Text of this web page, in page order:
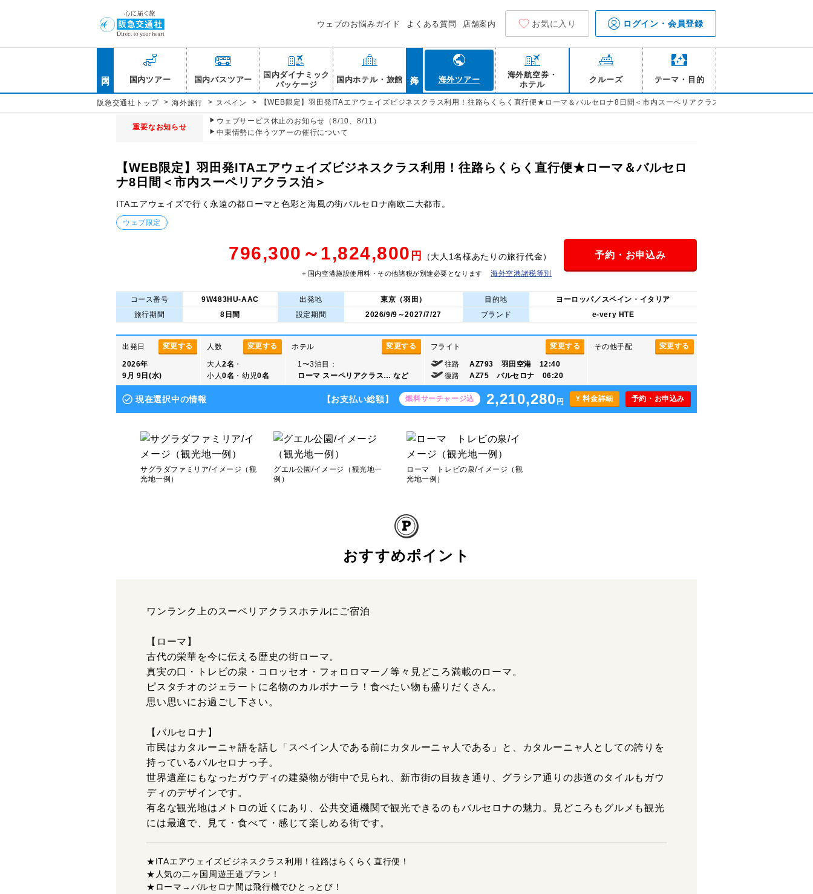
ウェブのお悩みガイド よくある質問 店舗案内 お気に入り ログイン・会員登録
国内ツアー 国内バスツアー
国内ダイナミック
パッケージ
国内ホテル・旅館 海外ツアー
海外航空券・
ホテル
クルーズ テーマ・目的
阪急交通社トップ > 海外旅行 > スペイン > 【WEB限定】羽田発ITAエアウェイズビジネスクラス利用！往路らくらく直行便★ローマ＆バルセロナ8日間＜市内スーペリアクラス泊＞
重要なお知らせ
ウェブサービス休止のお知らせ（8/10、8/11）
中東情勢に伴うツアーの催行について
【WEB限定】羽田発ITAエアウェイズビジネスクラス利用！往路らくらく直行便★ローマ＆バルセロ
ナ8日間＜市内スーペリアクラス泊＞
ITAエアウェイズで行く永遠の都ローマと色彩と海風の街バルセロナ南欧二大都市。
ウェブ限定
796,300～1,824,800 円 （大人1名様あたりの旅行代金）
＋国内空港施設使用料・その他諸税が別途必要となります 海外空港諸税等別
予約・お申込み
コース番号 9W483HU-AAC 出発地 東京（羽田） 目的地
ヨーロッパ／スペイン・イタリア
旅行期間
8日間 設定期間 2026/9/9～2027/7/27 ブランド e-very HTE
変更する
出発日
2026年
9月 9日(水)
変更する
人数
大人2名 ・
小人0名 ・幼児0名
変更する
ホテル
1〜3泊目：
ローマ スーペリアクラス…など
変更する
フライト
往路
AZ793 羽田空港 12:40
復路
AZ75 バルセロナ 06:20
変更する
その他手配
現在選択中の情報 【お支払い総額】 燃料サーチャージ込 2,210,280 円 ¥ 料金詳細 予約・お申込み
サグラダファミリア/イメージ（観
光地一例）
グエル公園/イメージ（観光地一
例）
ローマ トレビの泉/イメージ（観
光地一例）
おすすめポイント
ワンランク上のスーペリアクラスホテルにご宿泊
【ローマ】
古代の栄華を今に伝える歴史の街ローマ。
真実の口・トレビの泉・コロッセオ・フォロロマーノ等々見どころ満載のローマ。
ピスタチオのジェラートに名物のカルボナーラ！食べたい物も盛りだくさん。
思い思いにお過ごし下さい。
【バルセロナ】
市民はカタルーニャ語を話し「スペイン人である前にカタルーニャ人である」と、カタルーニャ人としての誇りを
持っているバルセロナっ子。
世界遺産にもなったガウディの建築物が街中で見られ、新市街の目抜き通り、グラシア通りの歩道のタイルもガウ
ディのデザインです。
有名な観光地はメトロの近くにあり、公共交通機関で観光できるのもバルセロナの魅力。見どころもグルメも観光
には最適で、見て・食べて・感じて楽しめる街です。
★ITAエアウェイズビジネスクラス利用！往路はらくらく直行便！
★人気の二ヶ国周遊王道プラン！
★ローマ→バルセロナ間は飛行機でひとっとび！